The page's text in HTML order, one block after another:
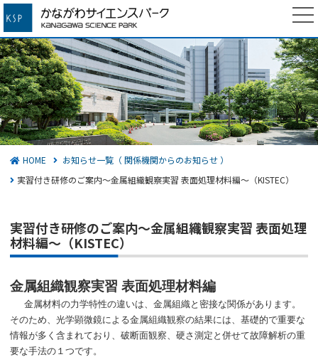
検索する
HOME
お知らせ一覧（ 関係機関からのお知らせ ）
実習付き研修のご案内～金属組織観察実習 表面処理材料編～（KISTEC）
実習付き研修のご案内～金属組織観察実習 表面処理
材料編～（KISTEC）
金属組織観察実習 表面処理材料編
金属材料の力学特性の違いは、金属組織と密接な関係があります。
そのため、光学顕微鏡による金属組織観察の結果には、基礎的で重要な
情報が多く含まれており、破断面観察、硬さ測定と併せて故障解析の重
要な手法の１つです。